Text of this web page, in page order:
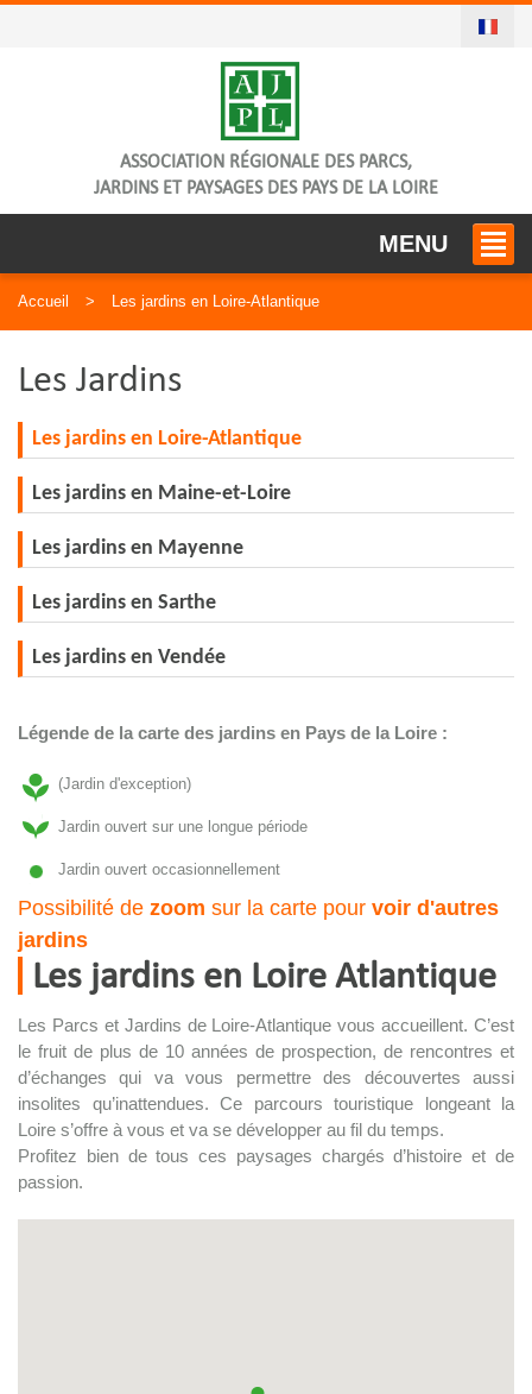
ASSOCIATION RÉGIONALE DES PARCS,
JARDINS ET PAYSAGES DES PAYS DE LA LOIRE
MENU
Accueil Les jardins en Loire-Atlantique
Les Jardins
Les jardins en Loire-Atlantique
Les jardins en Maine-et-Loire
Les jardins en Mayenne
Les jardins en Sarthe
Les jardins en Vendée
Légende de la carte des jardins en Pays de la Loire :
(Jardin d'exception)
Jardin ouvert sur une longue période
Jardin ouvert occasionnellement
Possibilité de zoom sur la carte pour voir d'autres
jardins
Les jardins en Loire Atlantique
Les Parcs et Jardins de Loire-Atlantique vous accueillent. C’est
le fruit de plus de 10 années de prospection, de rencontres et
d’échanges qui va vous permettre des découvertes aussi
insolites qu’inattendues. Ce parcours touristique longeant la
Loire s’offre à vous et va se développer au fil du temps.
Profitez bien de tous ces paysages chargés d’histoire et de
passion.